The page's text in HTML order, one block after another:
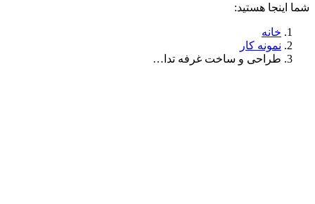
شما اینجا هستید:
خانه
نمونه کار
طراحی و ساخت غرفه تدا…